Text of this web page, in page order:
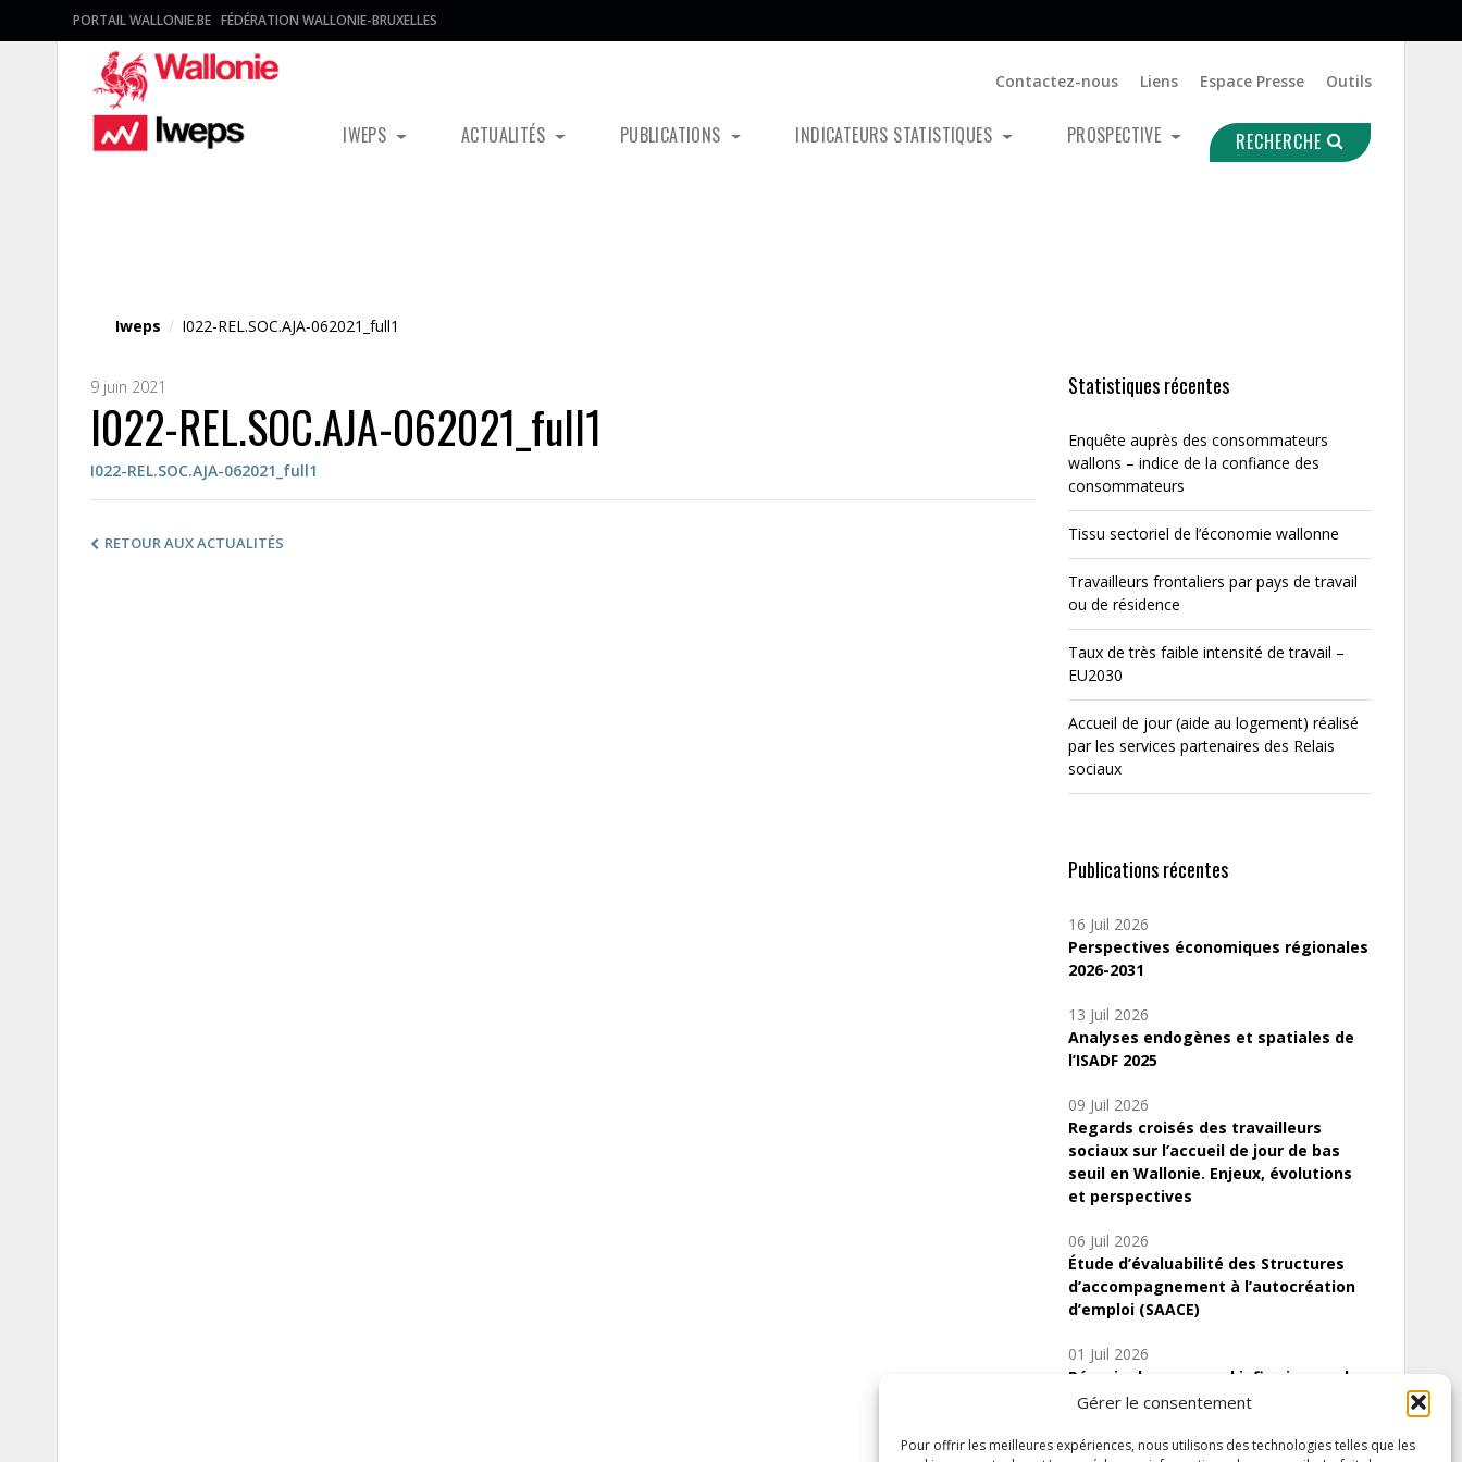
Gérer le consentement
Pour offrir les meilleures expériences, nous utilisons des technologies telles que les
PORTAIL WALLONIE.BE FÉDÉRATION WALLONIE-BRUXELLES
Contactez-nous Liens Espace Presse Outils
IWEPS ACTUALITÉS PUBLICATIONS INDICATEURS STATISTIQUES PROSPECTIVE RECHERCHE
Iweps / I022-REL.SOC.AJA-062021_full1
9 juin 2021
I022-REL.SOC.AJA-062021_full1
I022-REL.SOC.AJA-062021_full1
RETOUR AUX ACTUALITÉS
Statistiques récentes
Enquête auprès des consommateurs
wallons – indice de la confiance des
consommateurs
Tissu sectoriel de l’économie wallonne
Travailleurs frontaliers par pays de travail
ou de résidence
Taux de très faible intensité de travail –
EU2030
Accueil de jour (aide au logement) réalisé
par les services partenaires des Relais
sociaux
Publications récentes
16 Juil 2026
Perspectives économiques régionales
2026-2031
13 Juil 2026
Analyses endogènes et spatiales de
l’ISADF 2025
09 Juil 2026
Regards croisés des travailleurs
sociaux sur l’accueil de jour de bas
seuil en Wallonie. Enjeux, évolutions
et perspectives
06 Juil 2026
Étude d’évaluabilité des Structures
d’accompagnement à l’autocréation
d’emploi (SAACE)
01 Juil 2026
Pénurie du personnel infirmier :quels
indicateurs d’offre de soins pour